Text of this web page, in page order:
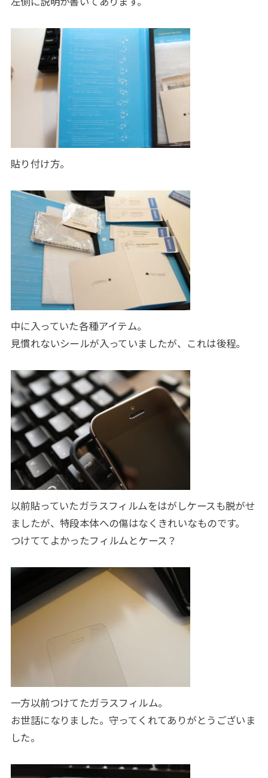
貼り付け方。
中に入っていた各種アイテム。
見慣れないシールが入っていましたが、これは後程。
以前貼っていたガラスフィルムをはがしケースも脱がせ
ましたが、特段本体への傷はなくきれいなものです。
つけててよかったフィルムとケース？
一方以前つけてたガラスフィルム。
お世話になりました。守ってくれてありがとうございま
した。